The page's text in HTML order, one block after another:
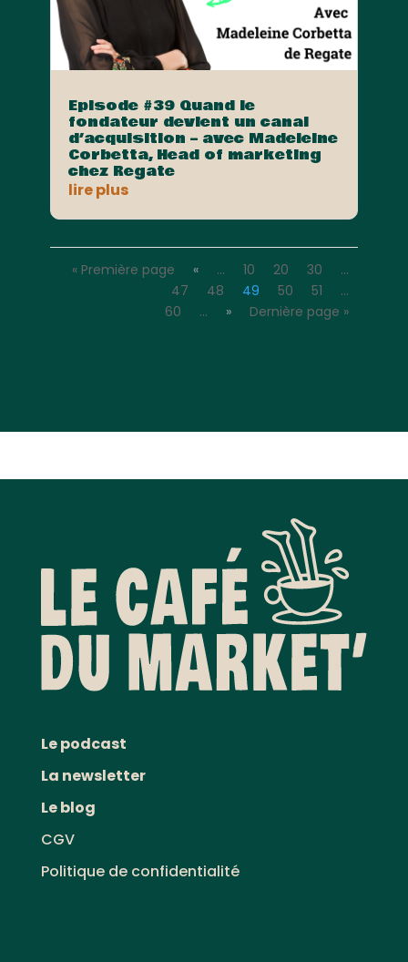
Episode #39 Quand le
fondateur devient un canal
d’acquisition – avec Madeleine
Corbetta, Head of marketing
chez Regate
lire plus
« Première page « … 10 20 30
…
47
48 49 50 51
…
60
… » Dernière page »
Le podcast
La newsletter
Le blog
CGV
Politique de confidentialité